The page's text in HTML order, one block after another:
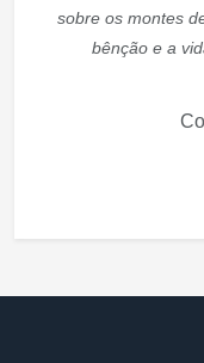
sobre os montes
bênção e a